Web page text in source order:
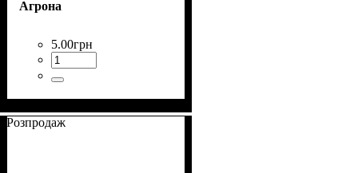
Агрона
5.00грн
Розпродаж